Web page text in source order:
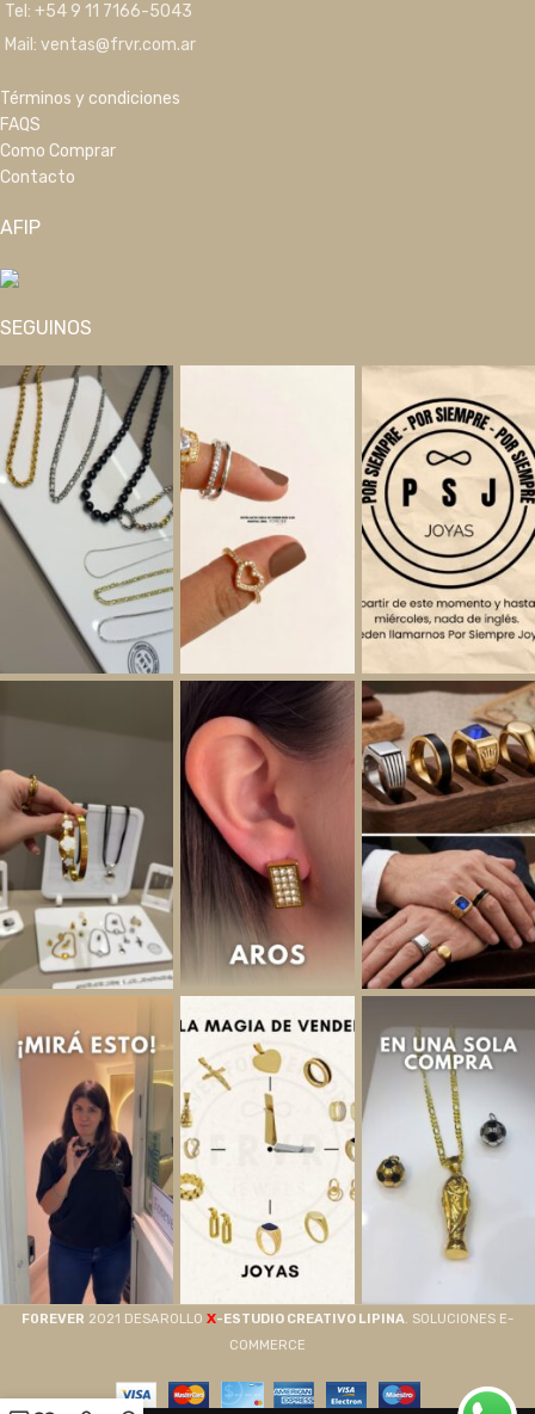
Tel: +54 9 11 7166-5043
Mail: ventas@frvr.com.ar
Términos y condiciones
FAQS
Como Comprar
Contacto
AFIP
SEGUINOS
F0REVER 2021 DESAROLLO X-ESTUDIO CREATIVO LIPINA. SOLUCIONES E-
COMMERCE